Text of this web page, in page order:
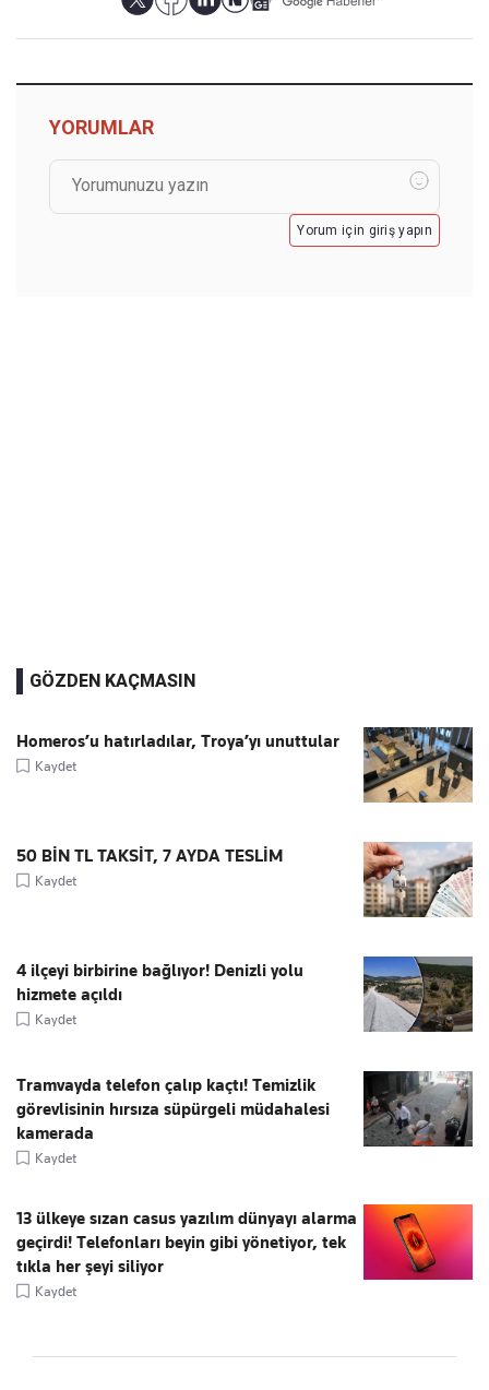
YORUMLAR
Yorum için giriş yapın
GÖZDEN KAÇMASIN
Homeros’u hatırladılar, Troya’yı unuttular
Kaydet
50 BİN TL TAKSİT, 7 AYDA TESLİM
Kaydet
4 ilçeyi birbirine bağlıyor! Denizli yolu
hizmete açıldı
Kaydet
Tramvayda telefon çalıp kaçtı! Temizlik
görevlisinin hırsıza süpürgeli müdahalesi
kamerada
Kaydet
13 ülkeye sızan casus yazılım dünyayı alarma
geçirdi! Telefonları beyin gibi yönetiyor, tek
tıkla her şeyi siliyor
Kaydet